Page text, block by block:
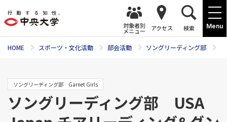
Menu
対象者別
メニュー アクセス 検索
HOME スポーツ・文化活動 部会活動 ソングリーディング部
ソングリーディング部 Garnet Girls
ソングリーディング部 USA